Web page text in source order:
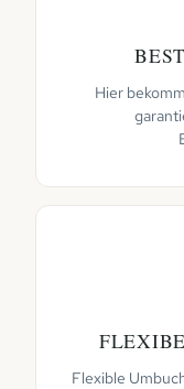
Hier
Flexible